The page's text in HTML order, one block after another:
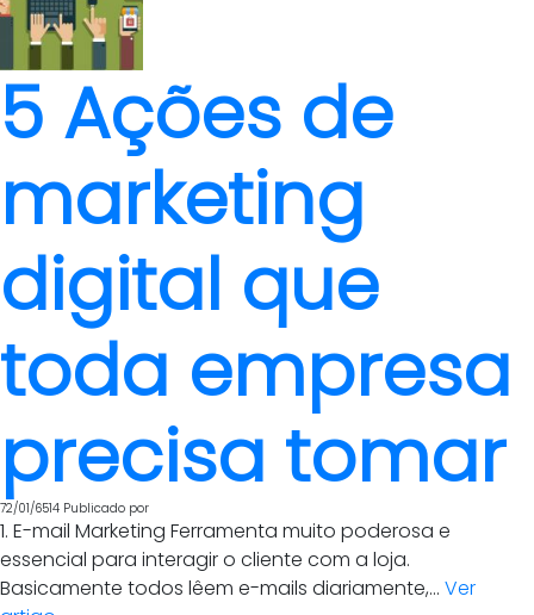
5 Ações de
marketing
digital que
toda empresa
precisa tomar
72/01/6514 Publicado por
1. E-mail Marketing Ferramenta muito poderosa e
essencial para interagir o cliente com a loja.
Basicamente todos lêem e-mails diariamente,... Ver